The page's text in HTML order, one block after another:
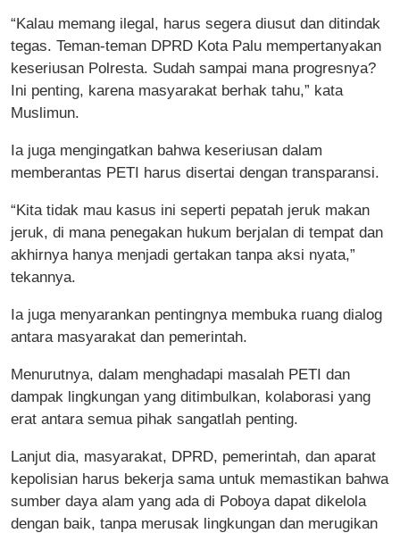
“Kalau memang ilegal, harus segera diusut dan ditindak
tegas. Teman-teman DPRD Kota Palu mempertanyakan
keseriusan Polresta. Sudah sampai mana progresnya?
Ini penting, karena masyarakat berhak tahu,” kata
Muslimun.
Ia juga mengingatkan bahwa keseriusan dalam
memberantas PETI harus disertai dengan transparansi.
“Kita tidak mau kasus ini seperti pepatah jeruk makan
jeruk, di mana penegakan hukum berjalan di tempat dan
akhirnya hanya menjadi gertakan tanpa aksi nyata,”
tekannya.
Ia juga menyarankan pentingnya membuka ruang dialog
antara masyarakat dan pemerintah.
Menurutnya, dalam menghadapi masalah PETI dan
dampak lingkungan yang ditimbulkan, kolaborasi yang
erat antara semua pihak sangatlah penting.
Lanjut dia, masyarakat, DPRD, pemerintah, dan aparat
kepolisian harus bekerja sama untuk memastikan bahwa
sumber daya alam yang ada di Poboya dapat dikelola
dengan baik, tanpa merusak lingkungan dan merugikan